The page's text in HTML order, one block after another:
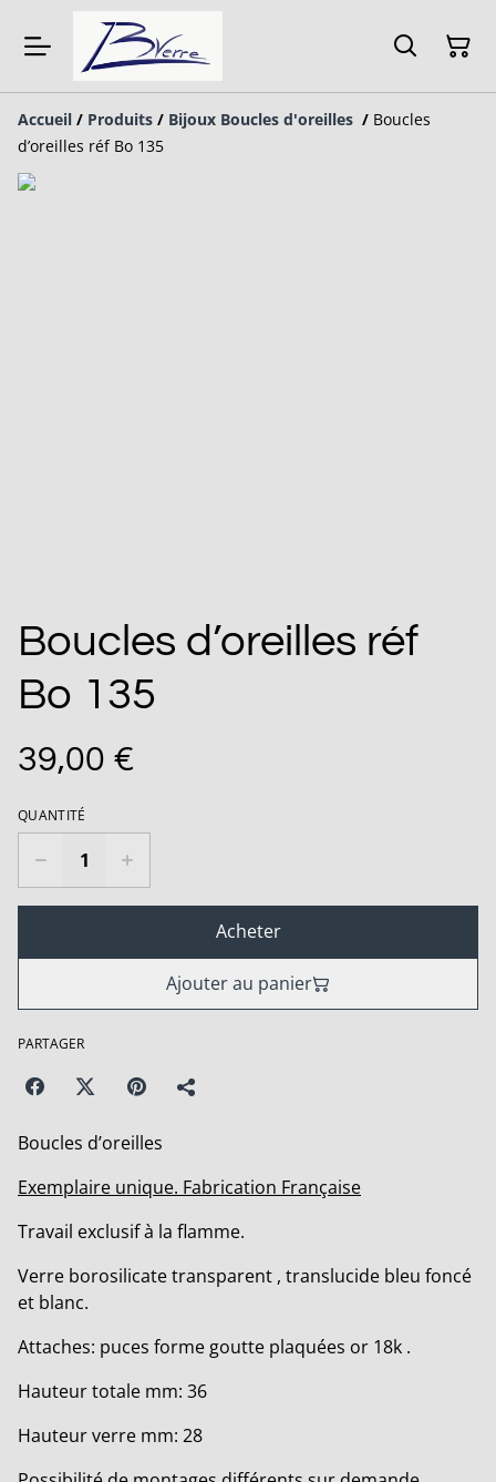
Accueil / Produits / Bijoux Boucles d'oreilles / Boucles
d’oreilles réf Bo 135
Boucles d’oreilles réf
Bo 135
39,00 €
QUANTITÉ
Acheter
Ajouter au panier
PARTAGER
Boucles d’oreilles
Exemplaire unique. Fabrication Française
Travail exclusif à la flamme.
Verre borosilicate transparent , translucide bleu foncé
et blanc.
Attaches: puces forme goutte plaquées or 18k .
Hauteur totale mm: 36
Hauteur verre mm: 28